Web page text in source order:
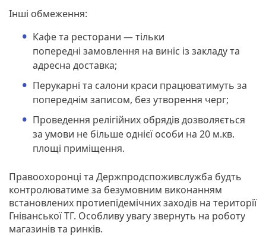
Інші обмеження:
Кафе та ресторани — тільки
попередні замовлення на виніс із закладу та
адресна доставка;
Перукарні та салони краси працюватимуть за
попереднім записом, без утворення черг;
Проведення релігійних обрядів дозволяється
за умови не більше однієї особи на 20 м.кв.
площі приміщення.
Правоохоронці та Держпродспоживслужба будть
контролюватиме за безумовним виконанням
встановлених протиепідемічних заходів на території
Гніванської ТГ. Особливу увагу звернуть на роботу
магазинів та ринків.